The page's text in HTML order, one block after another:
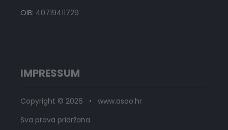
OIB: 40719411729
IMPRESSUM
Copyright © 2026 • www.asoo.hr
Sva prava pridržana